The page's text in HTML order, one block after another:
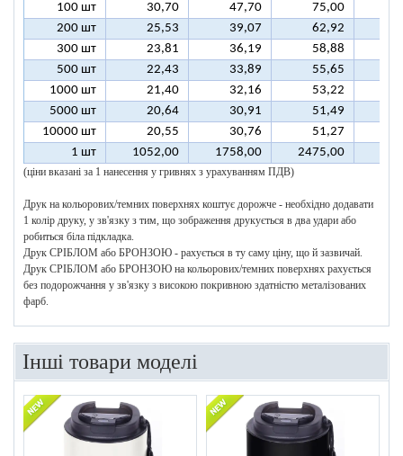
100 шт
30,70 47,70 75,00
200 шт
25,53 39,07 62,92
300 шт
23,81 36,19 58,88
500 шт
22,43 33,89 55,65
1000 шт
21,40 32,16 53,22
5000 шт
20,64 30,91 51,49
10000 шт
20,55 30,76 51,27
1 шт
1052,00 1758,00 2475,00
(ціни вказані за 1 нанесення у гривнях з урахуванням ПДВ)
Друк на кольорових/темних поверхнях коштує дорожче - необхідно додавати
1 колір друку, у зв'язку з тим, що зображення друкується в два удари або
робиться біла підкладка.
Друк СРІБЛОМ або БРОНЗОЮ - рахується в ту саму ціну, що й зазвичай.
Друк СРІБЛОМ або БРОНЗОЮ на кольорових/темних поверхнях рахується
без подорожчання у зв'язку з високою покривною здатністю металізованих
фарб.
Інші товари моделі